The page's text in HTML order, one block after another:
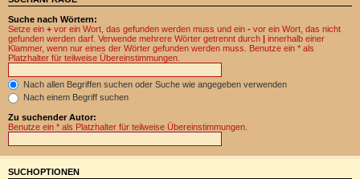
Suche nach Wörtern:
Setze ein + vor ein Wort, das gefunden werden muss und ein - vor ein Wort, das nicht
gefunden werden darf. Verwende mehrere Wörter getrennt durch | innerhalb einer
Klammer, wenn nur eines der Wörter gefunden werden muss. Benutze ein * als
Platzhalter für teilweise Übereinstimmungen.
Nach allen Begriffen suchen oder Suche wie angegeben verwenden
Nach einem Begriff suchen
Zu suchender Autor:
Benutze ein * als Platzhalter für teilweise Übereinstimmungen.
SUCHOPTIONEN